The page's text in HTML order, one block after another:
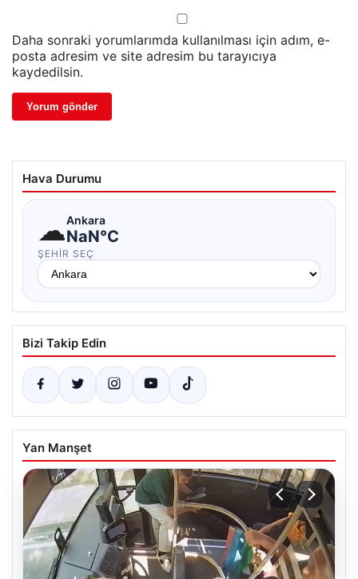
Daha sonraki yorumlarımda kullanılması için adım, e-
posta adresim ve site adresim bu tarayıcıya
kaydedilsin.
Hava Durumu
☁Ankara
NaN°C
ŞEHIR SEÇ
Bizi Takip Edin
Yan Manşet